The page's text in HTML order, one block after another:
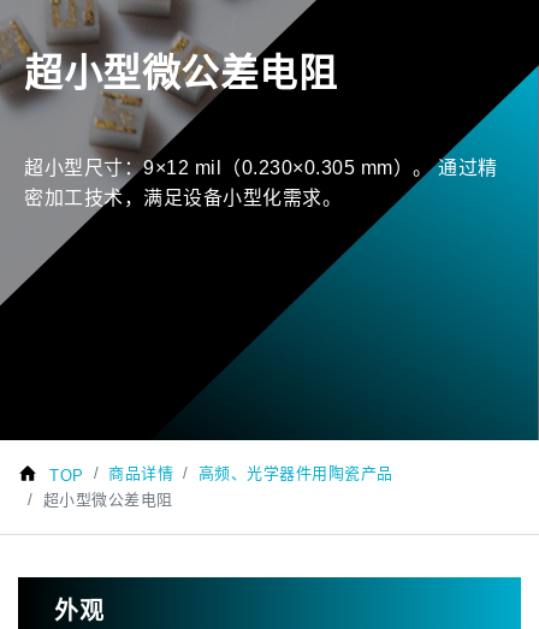
超小型微公差电阻
超小型尺寸：9×12 mil（0.230×0.305 mm）。 通过精
密加工技术，满足设备小型化需求。
TOP 商品详情
高频、光学器件用陶瓷产品
超小型微公差电阻
外观